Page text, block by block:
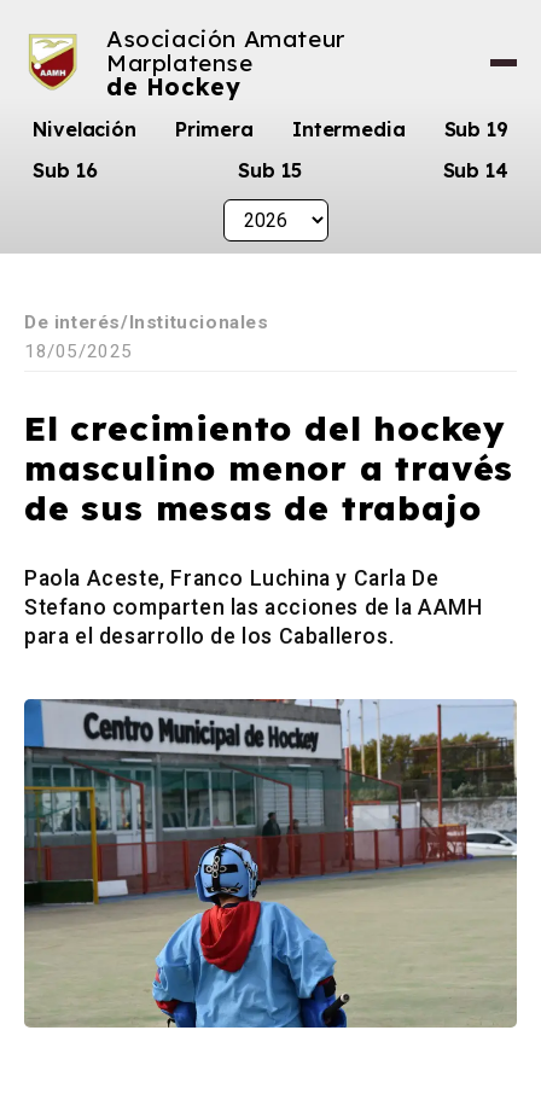
Asociación Amateur
Marplatense
de Hockey
Nivelación Primera Intermedia
Sub 19
Sub 16
Sub 15 Sub 14
De interés Institucionales
18/05/2025
El crecimiento del hockey
masculino menor a través
de sus mesas de trabajo
Paola Aceste, Franco Luchina y Carla De
Stefano comparten las acciones de la AAMH
para el desarrollo de los Caballeros.